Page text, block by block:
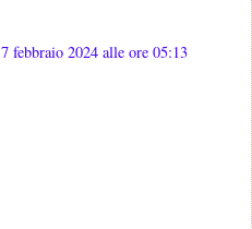
febbraio 2024 alle ore 05:13